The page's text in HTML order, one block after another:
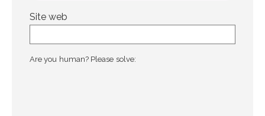
Site web
Are you human? Please solve: